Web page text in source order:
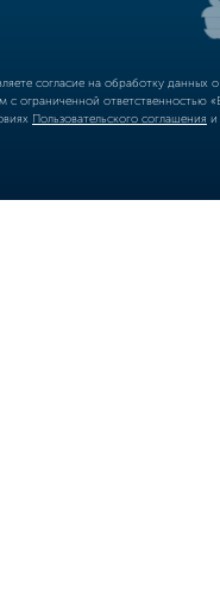
согласие на обработку
с ограниченной
Пользовательского соглашения и